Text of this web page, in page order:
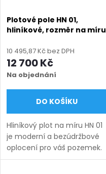
Plotové pole HN 01,
hliníkové, rozměr na míru
výška 750 - 2000 mm),
hnědá RAL 8014 matná
10 495,87 Kč bez DPH
12 700 Kč
Na objednání
DO KOŠÍKU
Hliníkový plot na míru HN 01
je moderní a bezúdržbové
oplocení pro váš pozemek.
Vyrábíme ho v rozsahu